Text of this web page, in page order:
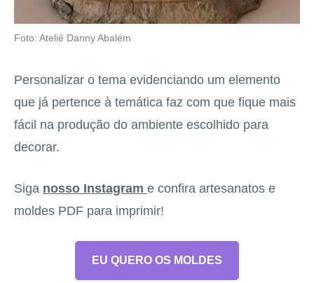
Foto: Ateliê Danny Abalém
Personalizar o tema evidenciando um elemento
que já pertence à temática faz com que fique mais
fácil na produção do ambiente escolhido para
decorar.
Siga nosso Instagram e confira artesanatos e
moldes PDF para imprimir!
EU QUERO OS MOLDES